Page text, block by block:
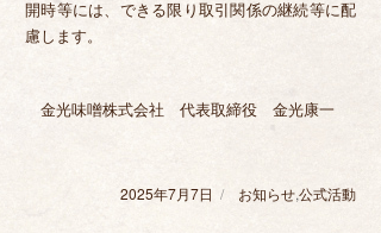
開時等には、できる限り取引関係の継続等に配
慮します。
金光味噌株式会社 代表取締役 金光康一
投
2025年7月7日
カ
お知らせ,公式活動